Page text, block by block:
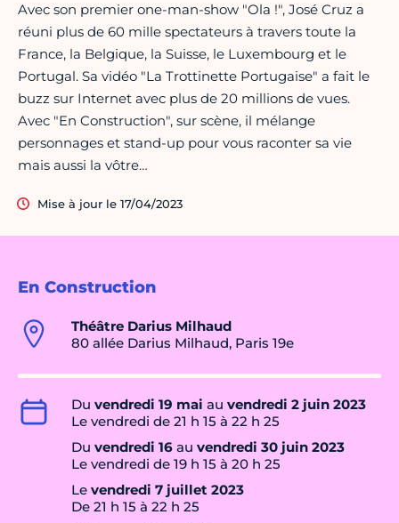
En Construction
Théâtre Darius Milhaud
80 allée Darius Milhaud, Paris 19e
Du vendredi 19 mai au vendredi 2 juin 2023
Le vendredi de 21 h 15 à 22 h 25
Du vendredi 16 au vendredi 30 juin 2023
Le vendredi de 19 h 15 à 20 h 25
Le vendredi 7 juillet 2023
De 21 h 15 à 22 h 25
Avec son premier one-man-show "Ola !", José Cruz a
réuni plus de 60 mille spectateurs à travers toute la
France, la Belgique, la Suisse, le Luxembourg et le
Portugal. Sa vidéo "La Trottinette Portugaise" a fait le
buzz sur Internet avec plus de 20 millions de vues.
Avec "En Construction", sur scène, il mélange
personnages et stand-up pour vous raconter sa vie
mais aussi la vôtre…
Mise à jour le 17/04/2023